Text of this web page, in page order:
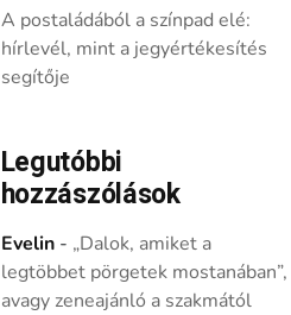
A postaládából a színpad elé:
hírlevél, mint a jegyértékesítés
segítője
Legutóbbi
hozzászólások
Evelin- „Dalok, amiket a
legtöbbet pörgetek mostanában”,
avagy zeneajánló a szakmától